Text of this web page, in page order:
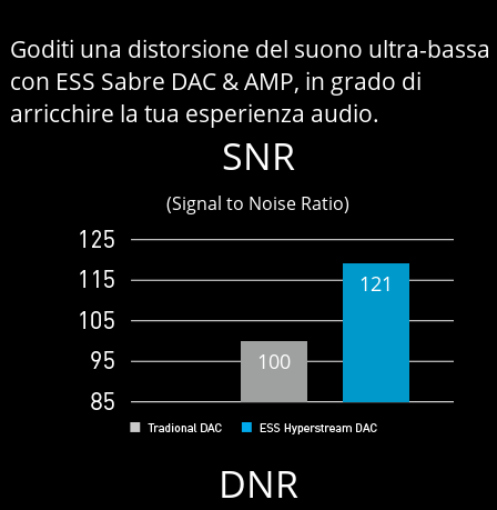
Goditi una distorsione del suono ultra-bassa
con ESS Sabre DAC & AMP, in grado di
arricchire la tua esperienza audio.
SNR
(Signal to Noise Ratio)
121
100
9
DNR